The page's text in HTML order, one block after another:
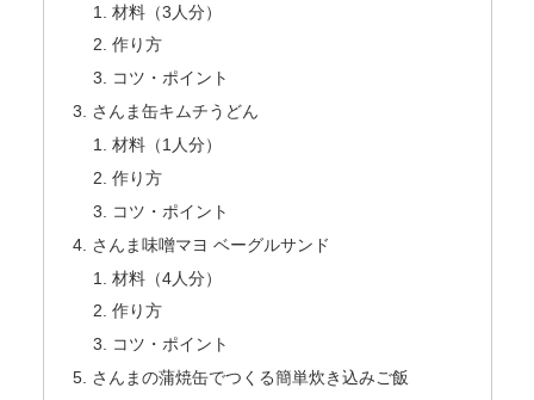
材料（3人分）
作り方
コツ・ポイント
さんま缶キムチうどん
材料（1人分）
作り方
コツ・ポイント
さんま味噌マヨ ベーグルサンド
材料（4人分）
作り方
コツ・ポイント
さんまの蒲焼缶でつくる簡単炊き込みご飯